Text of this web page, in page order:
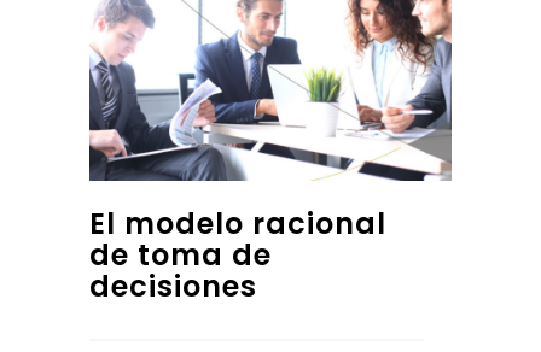
El modelo racional
de toma de
decisiones